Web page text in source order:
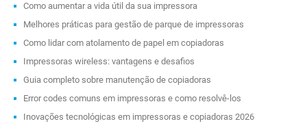
Como aumentar a vida útil da sua impressora
Melhores práticas para gestão de parque de impressoras
Como lidar com atolamento de papel em copiadoras
Impressoras wireless: vantagens e desafios
Guia completo sobre manutenção de copiadoras
Error codes comuns em impressoras e como resolvê-los
Inovações tecnológicas em impressoras e copiadoras 2026